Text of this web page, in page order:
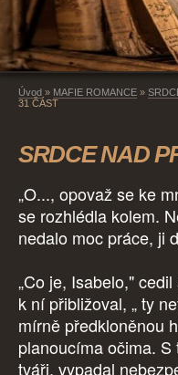
Úvod » MAFIE ROMANCE »
31 ČÁST
SRDCE NAD
„O..., opovaž se ke
se rozhlédla kolem.
nedalo moc práce, ji
„Co je, Isabelo,"
k ní přibližoval, „ ty
mírně předkloněnou
planoucíma očima.
tváři, vypadal